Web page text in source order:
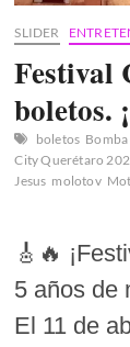
SLIDER
Festival
boletos.
boletos
City Querétaro
Jesus molotov
🎸🔥
5 años de
El 11 de